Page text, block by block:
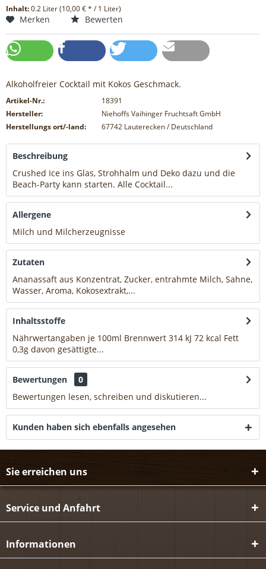
Inhalt:0.2 Liter (10,00 € * / 1 Liter)
Merken Bewerten
Alkoholfreier Cocktail mit Kokos Geschmack.
Artikel-Nr.:
18391
Hersteller:
Niehoffs Vaihinger Fruchtsaft GmbH
Herstellungs ort/-land:
67742 Lauterecken / Deutschland
Beschreibung
Crushed Ice ins Glas, Strohhalm und Deko dazu und die
Beach-Party kann starten. Alle Cocktail...
Allergene
Milch und Milcherzeugnisse
Zutaten
Ananassaft aus Konzentrat, Zucker, entrahmte Milch, Sahne,
Wasser, Aroma, Kokosextrakt,...
Inhaltsstoffe
Nährwertangaben je 100ml Brennwert 314 kJ 72 kcal Fett
0,3g davon gesättigte...
Bewertungen
0
Bewertungen lesen, schreiben und diskutieren...
Kunden haben sich ebenfalls angesehen
Sie erreichen uns
Service und Anfahrt
Informationen